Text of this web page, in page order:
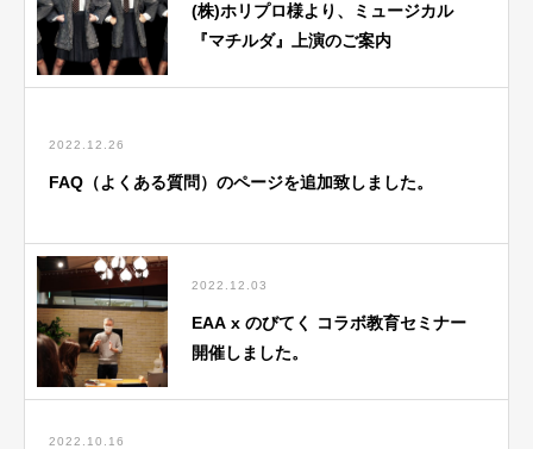
(株)ホリプロ様より、ミュージカル
『マチルダ』上演のご案内
2022.12.26
FAQ（よくある質問）のページを追加致しました。
2022.12.03
EAA x のびてく コラボ教育セミナー
開催しました。
2022.10.16